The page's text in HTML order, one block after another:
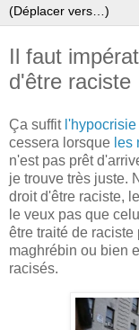
Il faut
d'être raciste
Ça suffit l'hypocrisie
cessera lorsque les
n'est pas prêt
je trouve très juste.
droit d'être raciste,
le veux pas que
être traité de
maghrébin ou bien
racisés.